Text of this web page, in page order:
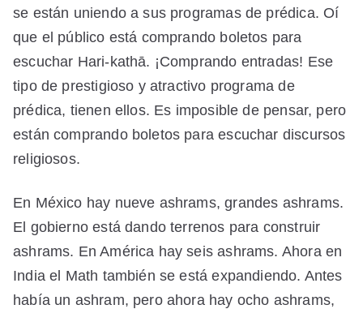
se están uniendo a sus programas de prédica. Oí
que el público está comprando boletos para
escuchar Hari-kathā. ¡Comprando entradas! Ese
tipo de prestigioso y atractivo programa de
prédica, tienen ellos. Es imposible de pensar, pero
están comprando boletos para escuchar discursos
religiosos.
En México hay nueve ashrams, grandes ashrams.
El gobierno está dando terrenos para construir
ashrams. En América hay seis ashrams. Ahora en
India el Math también se está expandiendo. Antes
había un ashram, pero ahora hay ocho ashrams,